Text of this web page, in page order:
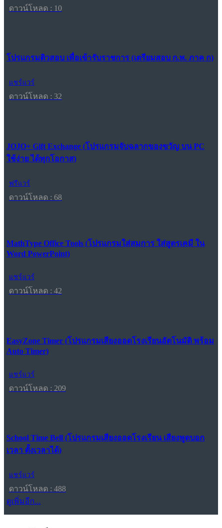
ดาวน์โหลด : 10
โปรแกรมติวสอบ เพื่อเข้ารับราชการ (เตรียมสอบ ก.พ. ภาค ก)
แชร์แวร์
ดาวน์โหลด : 32
JOJO+ Gift Exchange (โปรแกรมจับฉลากของขวัญ บน PC
ใช้ง่าย ได้ทุกโอกาส)
ฟรีแวร์
ดาวน์โหลด : 68
MathType Office Tools (โปรแกรมใส่สมการ ใส่สูตรเคมี ใน
Word PowerPoint)
แชร์แวร์
ดาวน์โหลด : 42
EasyZone Timer (โปรแกรมเสียงออดโรงเรียนอัตโนมัติ พร้อม
Auto Timer)
แชร์แวร์
ดาวน์โหลด : 209
School Time Bell (โปรแกรมเสียงออดโรงเรียน เสียงพูดบอก
เวลา ตั้งเวลาได้)
แชร์แวร์
ดาวน์โหลด : 488
ดูเพิ่มอีก...